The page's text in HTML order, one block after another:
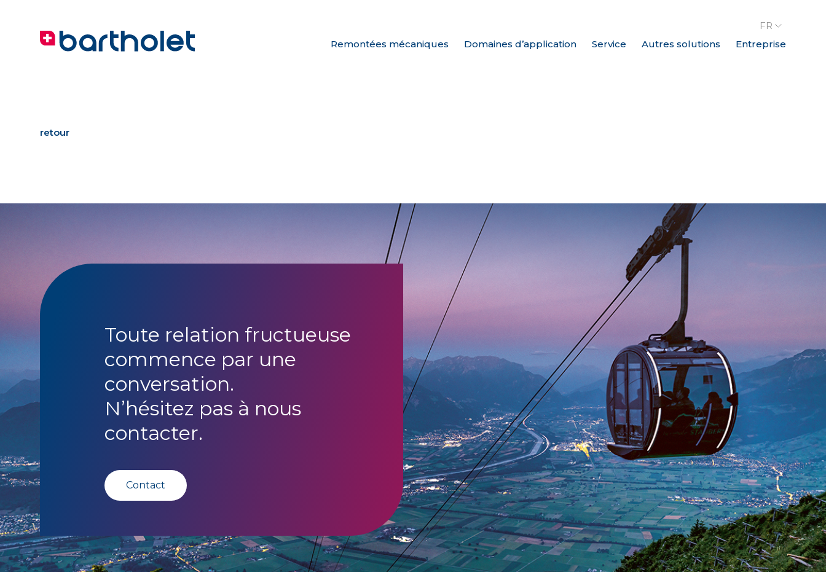
Remontées mécaniques Domaines d’application Service Autres solutions Entreprise
FR
retour
Toute relation fructueuse
commence par une
conversation.
N’hésitez pas à nous
contacter.
Contact